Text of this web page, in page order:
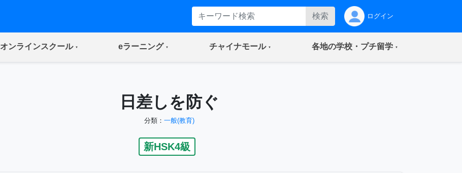
検索 ログイン
オンラインスクール(current) eラーニング(current) チャイナモール(current) 各地の学校・プチ留学(current)
日差しを防ぐ
分類： 一般(教育)
新HSK4級